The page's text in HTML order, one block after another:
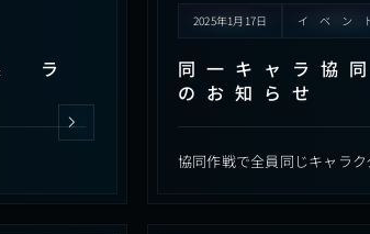
ラ
2025年1月17日 イベン
同一キャラ協
のお知らせ
協同作戦で全員同じキャラ